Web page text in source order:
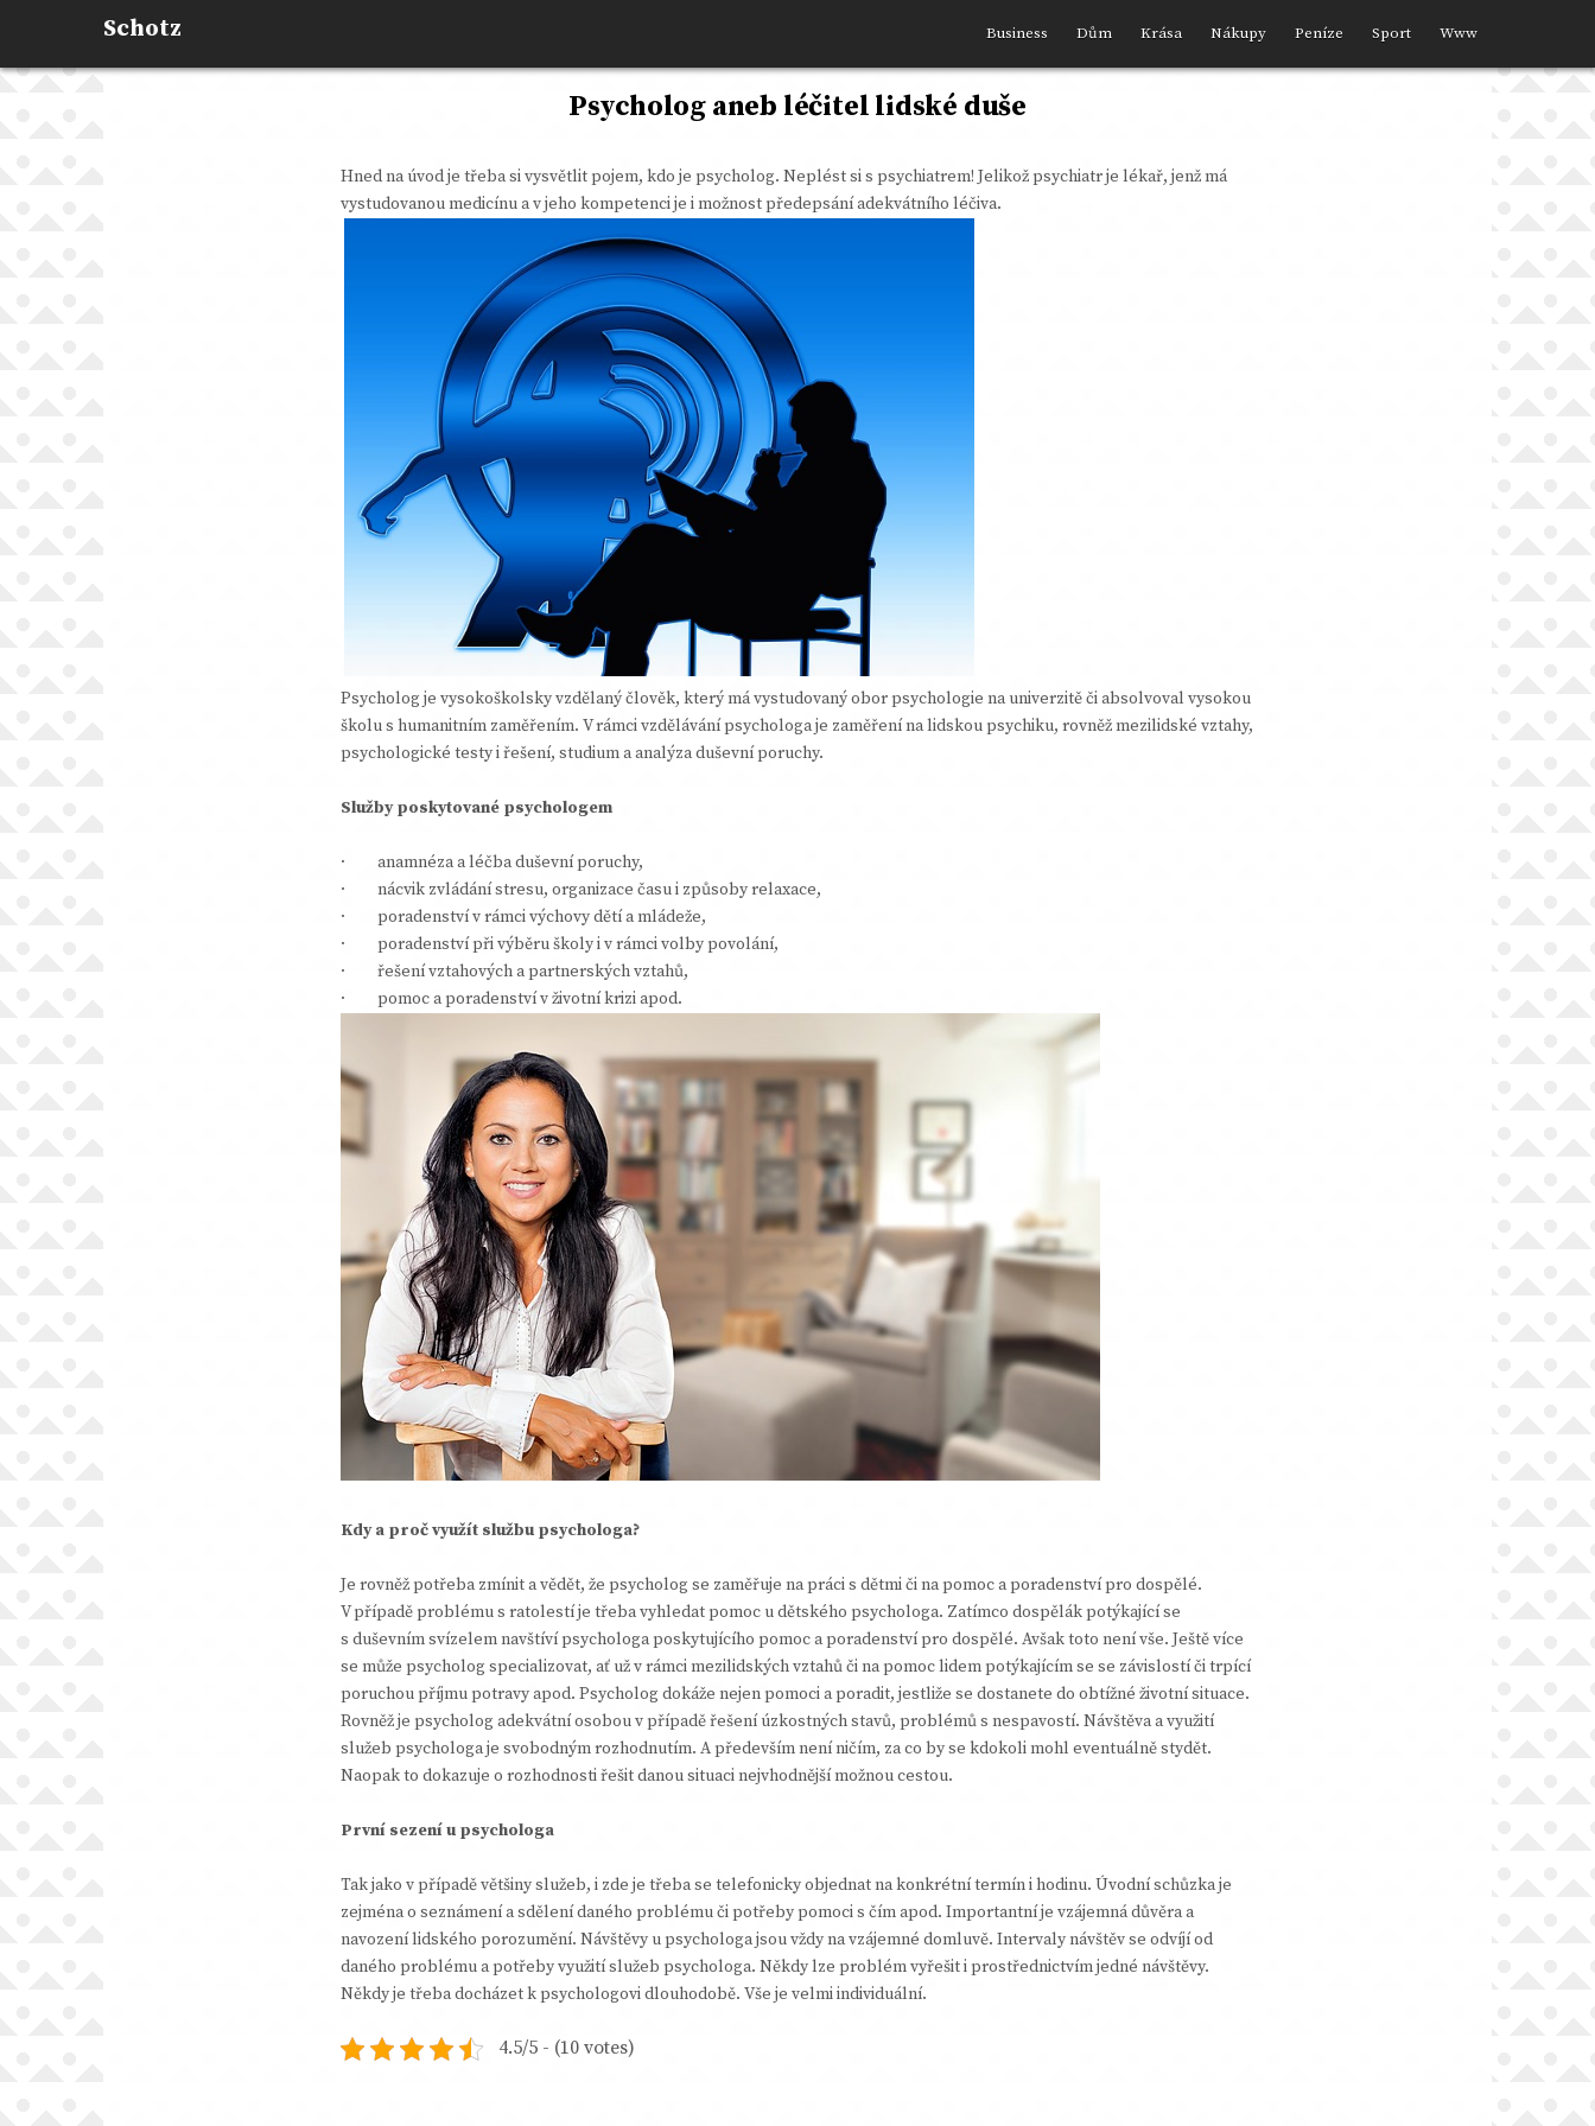
Schotz Business Dům Krása Nákupy Peníze Sport Www
Psycholog aneb léčitel lidské duše
Hned na úvod je třeba si vysvětlit pojem, kdo je psycholog. Neplést si s psychiatrem! Jelikož psychiatr je lékař, jenž má
vystudovanou medicínu a v jeho kompetenci je i možnost předepsání adekvátního léčiva.
Psycholog je vysokoškolsky vzdělaný člověk, který má vystudovaný obor psychologie na univerzitě či absolvoval vysokou
školu s humanitním zaměřením. V rámci vzdělávání psychologa je zaměření na lidskou psychiku, rovněž mezilidské vztahy,
psychologické testy i řešení, studium a analýza duševní poruchy.
Služby poskytované psychologem
· anamnéza a léčba duševní poruchy,
· nácvik zvládání stresu, organizace času i způsoby relaxace,
· poradenství v rámci výchovy dětí a mládeže,
· poradenství při výběru školy i v rámci volby povolání,
· řešení vztahových a partnerských vztahů,
· pomoc a poradenství v životní krizi apod.
Kdy a proč využít službu psychologa?
Je rovněž potřeba zmínit a vědět, že psycholog se zaměřuje na práci s dětmi či na pomoc a poradenství pro dospělé.
V případě problému s ratolestí je třeba vyhledat pomoc u dětského psychologa. Zatímco dospělák potýkající se
s duševním svízelem navštíví psychologa poskytujícího pomoc a poradenství pro dospělé. Avšak toto není vše. Ještě více
se může psycholog specializovat, ať už v rámci mezilidských vztahů či na pomoc lidem potýkajícím se se závislostí či trpící
poruchou příjmu potravy apod. Psycholog dokáže nejen pomoci a poradit, jestliže se dostanete do obtížné životní situace.
Rovněž je psycholog adekvátní osobou v případě řešení úzkostných stavů, problémů s nespavostí. Návštěva a využití
služeb psychologa je svobodným rozhodnutím. A především není ničím, za co by se kdokoli mohl eventuálně stydět.
Naopak to dokazuje o rozhodnosti řešit danou situaci nejvhodnější možnou cestou.
První sezení u psychologa
Tak jako v případě většiny služeb, i zde je třeba se telefonicky objednat na konkrétní termín i hodinu. Úvodní schůzka je
zejména o seznámení a sdělení daného problému či potřeby pomoci s čím apod. Importantní je vzájemná důvěra a
navození lidského porozumění. Návštěvy u psychologa jsou vždy na vzájemné domluvě. Intervaly návštěv se odvíjí od
daného problému a potřeby využití služeb psychologa. Někdy lze problém vyřešit i prostřednictvím jedné návštěvy.
Někdy je třeba docházet k psychologovi dlouhodobě. Vše je velmi individuální.
4.5/5 - (10 votes)